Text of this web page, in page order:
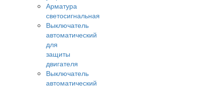
Арматура
светосигнальная
Выключатель
автоматический
для
защиты
двигателя
Выключатель
автоматический